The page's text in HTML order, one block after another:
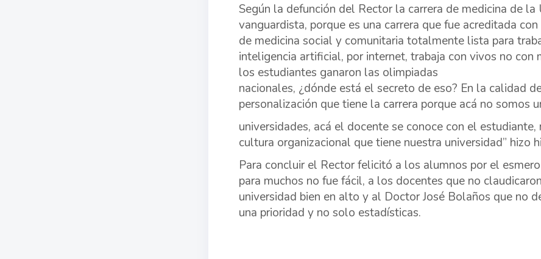
Según la defunción del Rector la carrera de medicina de
vanguardista, porque es una carrera que fue acreditada
de medicina social y comunitaria totalmente lista para
inteligencia artificial, por internet, trabaja con vivos no con
los estudiantes ganaron las olimpiadas
nacionales, ¿dónde está el secreto de eso? En la calidad
personalización que tiene la carrera porque acá no somos
universidades, acá el docente se conoce con el
cultura organizacional que tiene nuestra universidad” hizo
Para concluir el Rector felicitó a los alumnos por el
para muchos no fue fácil, a los docentes que no
universidad bien en alto y al Doctor José Bolaños que no
una prioridad y no solo estadísticas.